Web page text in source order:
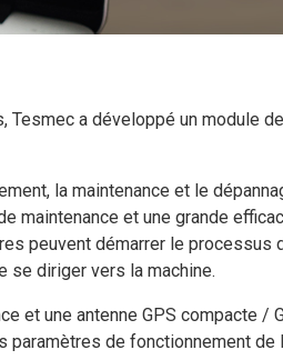
a développé un module
la maintenance et le
maintenance et une grande
peuvent démarrer le processus
se diriger vers la machine.
et une antenne GPS compacte /
paramètres de fonctionnement de